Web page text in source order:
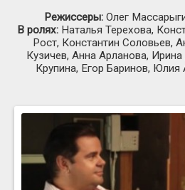
Режиссеры:Олег
В ролях:Наталья Терехова,
Рост, Константин Соловьев,
Кузичев, Анна Арланова,
Крупина, Егор Баринов, Юлия